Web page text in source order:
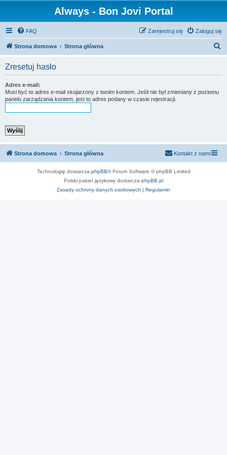
Always - Bon Jovi Portal
FAQ Zaloguj się
Zarejestruj się
Strona domowa Strona główna
Zresetuj hasło
Adres e-mail:
Musi być to adres e-mail skojarzony z twoim kontem. Jeśli nie był zmieniany z poziomu
panelu zarządzania kontem, jest to adres podany w czasie rejestracji.
Strona domowa Strona główna Kontakt z nami
Technologię dostarcza phpBB® Forum Software © phpBB Limited
Polski pakiet językowy dostarcza phpBB.pl
Zasady ochrony danych osobowych | Regulamin